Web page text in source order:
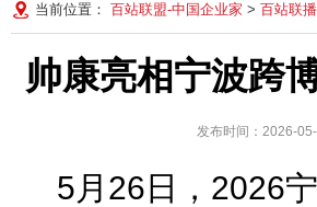
当前位置： 百站联盟-中国企业家 > 百站联播
帅康亮相宁波跨
发布时间：2026-
5月26日，2026